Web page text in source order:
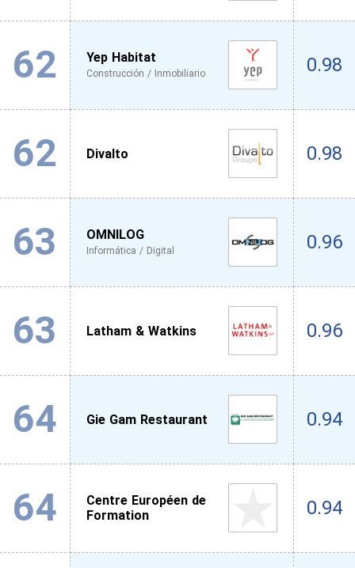
62 Yep Habitat
Construcción / Inmobiliario 0.98
62 Divalto 0.98
63 OMNILOG
Informática / Digital 0.96
63 Latham & Watkins 0.96
64 Gie Gam Restaurant 0.94
64
Centre Européen de
Formation
0.94